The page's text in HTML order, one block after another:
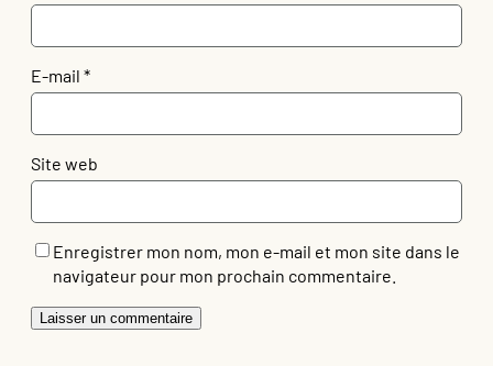
E-mail *
Site web
Enregistrer mon nom, mon e-mail et mon site dans le
navigateur pour mon prochain commentaire.